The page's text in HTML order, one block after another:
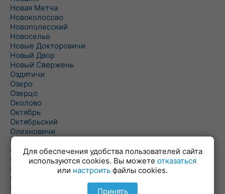
Новая Метча
Новоколосово
Новополесский
Новоселье
Новые Докторовичи
Новый Двор
Новый Свержень
Оздятичи
Озеро
Озерцо
Околово
Октябрь
Октябрьский
Олехновичи
Омговичи
Оношки
Осовец
Острошицкий Городок
Пасека
Пастовичи
Для обеспечения удобства пользователей сайта
используются cookies. Вы можете отказаться
или настроить файлы cookies.
Принять